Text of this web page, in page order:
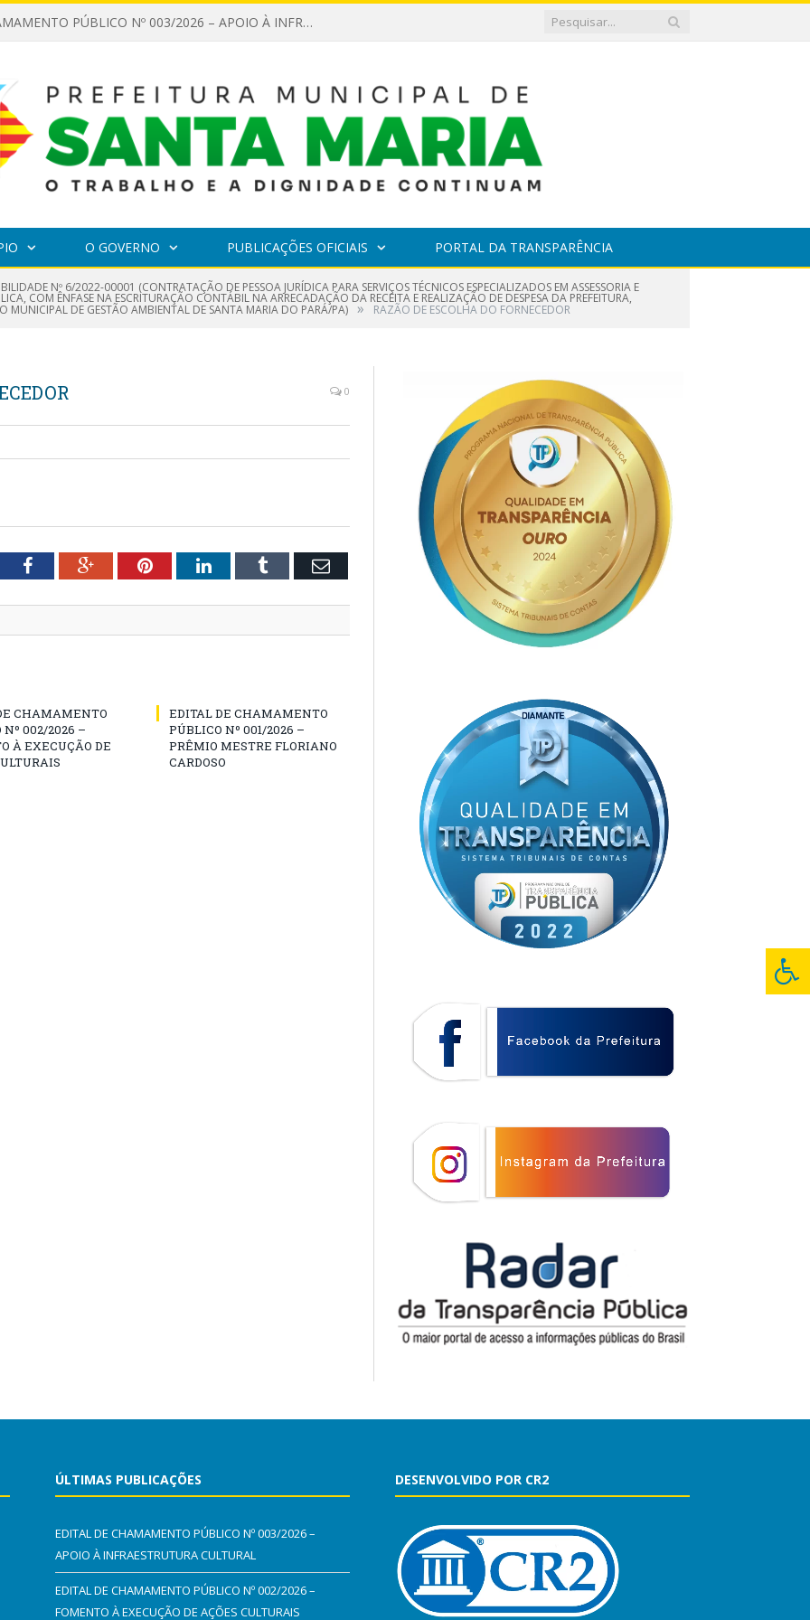
EDITAL DE CHAMAMENTO PÚBLICO Nº 003/2026 – APOIO À INFRAESTRUTURA CULTURAL
O GOVERNO PUBLICAÇÕES OFICIAIS PORTAL DA TRANSPARÊNCIA
Nº 6/2022-00001 (CONTRATAÇÃO DE PESSOA JURÍDICA PARA SERVIÇOS TÉCNICOS ESPECIALIZADOS EM ASSESSORIA E
COM ÊNFASE NA ESCRITURAÇÃO CONTÁBIL NA ARRECADAÇÃO DA RECEITA E REALIZAÇÃO DE DESPESA DA PREFEITURA,
MUNICIPAL DE GESTÃO AMBIENTAL DE SANTA MARIA DO PARÁ/PA) » RAZÃO DE ESCOLHA DO FORNECEDOR
0
FacebookGoogle+PinterestLinkedInTumblr Email
CHAMAMENTO
Nº 002/2026 –
À EXECUÇÃO DE
EDITAL DE CHAMAMENTO
PÚBLICO Nº 001/2026 –
PRÊMIO MESTRE FLORIANO
CARDOSO
ÚLTIMAS PUBLICAÇÕES
EDITAL DE CHAMAMENTO PÚBLICO Nº 003/2026 –
APOIO À INFRAESTRUTURA CULTURAL
EDITAL DE CHAMAMENTO PÚBLICO Nº 002/2026 –
FOMENTO À EXECUÇÃO DE AÇÕES CULTURAIS
DESENVOLVIDO POR CR2